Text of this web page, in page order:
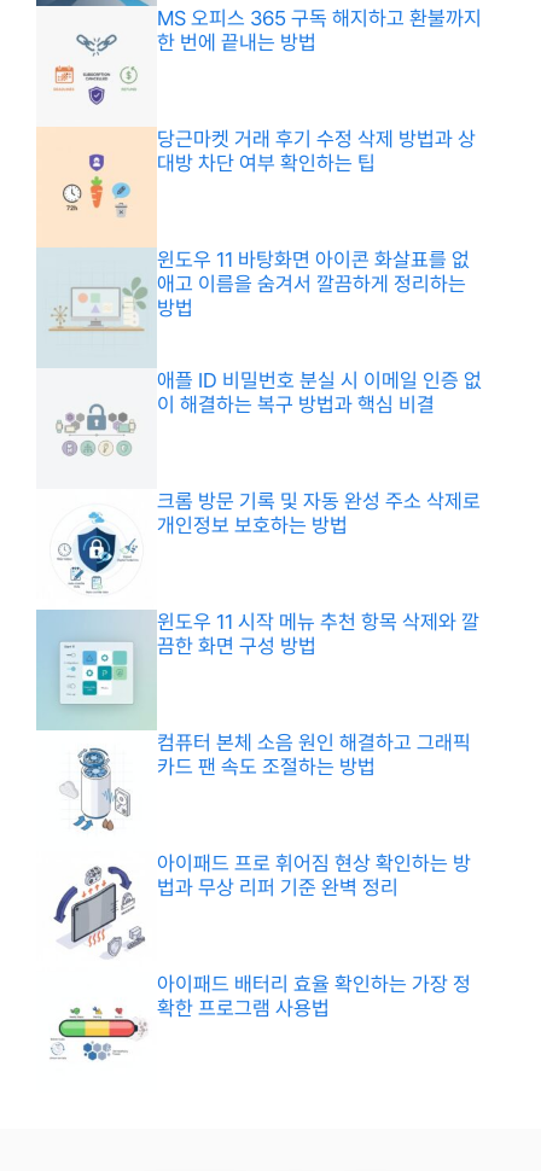
MS 오피스 365 구독 해지하고 환불까지
한 번에 끝내는 방법
당근마켓 거래 후기 수정 삭제 방법과 상
대방 차단 여부 확인하는 팁
윈도우 11 바탕화면 아이콘 화살표를 없
애고 이름을 숨겨서 깔끔하게 정리하는
방법
애플 ID 비밀번호 분실 시 이메일 인증 없
이 해결하는 복구 방법과 핵심 비결
크롬 방문 기록 및 자동 완성 주소 삭제로
개인정보 보호하는 방법
윈도우 11 시작 메뉴 추천 항목 삭제와 깔
끔한 화면 구성 방법
컴퓨터 본체 소음 원인 해결하고 그래픽
카드 팬 속도 조절하는 방법
아이패드 프로 휘어짐 현상 확인하는 방
법과 무상 리퍼 기준 완벽 정리
아이패드 배터리 효율 확인하는 가장 정
확한 프로그램 사용법